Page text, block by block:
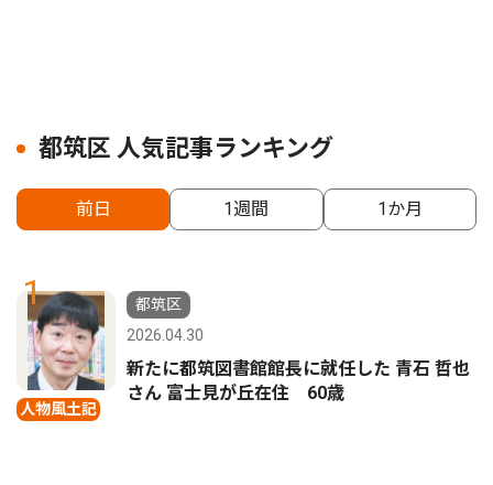
都筑区 人気記事ランキング
前日 1週間 1か月
1
人物風土記
都筑区
2026.04.30
新たに都筑図書館館長に就任した 青石 哲也
さん 富士見が丘在住 60歳